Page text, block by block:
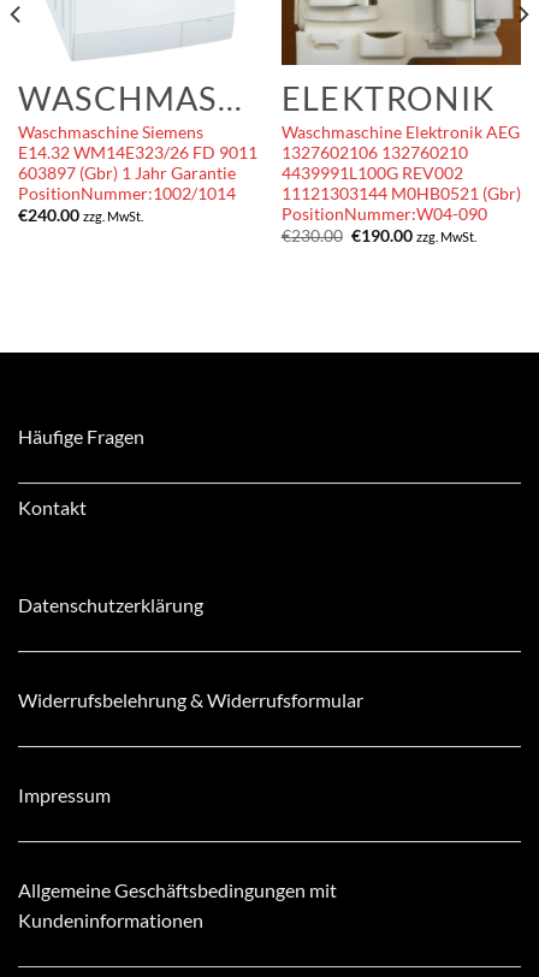
WASCHMASCHINEN
Waschmaschine Siemens
E14.32 WM14E323/26 FD 9011
603897 (Gbr) 1 Jahr Garantie
PositionNummer:1002/1014
€240.00 zzg. MwSt.
ELEKTRONIK
Waschmaschine Elektronik AEG
1327602106 132760210
4439991L100G REV002
11121303144 M0HB0521 (Gbr)
PositionNummer:W04-090
€230.00 Ursprünglicher
€190.00Aktueller
Preis
zzg. MwSt.
Häufige Fragen
Kontakt
Datenschutzerklärung
Widerrufsbelehrung & Widerrufsformular
Impressum
Allgemeine Geschäftsbedingungen mit
Kundeninformationen